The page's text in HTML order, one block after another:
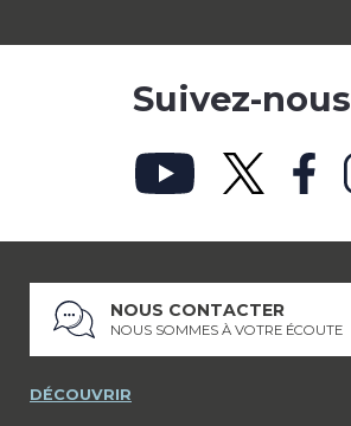
Suivez-nous
NOUS CONTACTER
NOUS SOMMES À VOTRE ÉCOUTE
DÉCOUVRIR